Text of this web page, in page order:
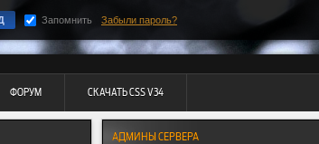
Запомнить Забыли пароль?
ФОРУМ СКАЧАТЬ CSS V34
АДМИНЫ СЕРВЕРА